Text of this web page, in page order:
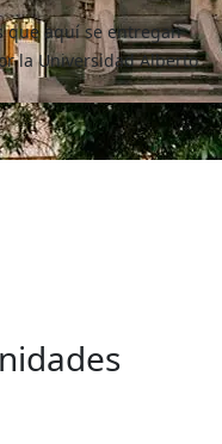
que aquí se entregan
la Universidad Alberto